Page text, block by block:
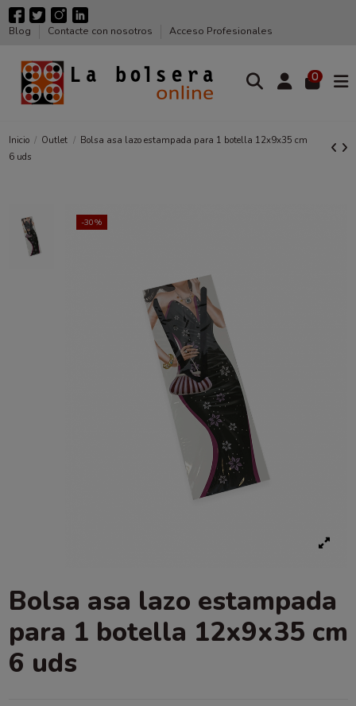
Blog Contacte con nosotros Acceso Profesionales
0
Inicio Outlet
Bolsa asa lazo estampada para 1 botella 12x9x35 cm
6 uds
-30%
Bolsa asa lazo estampada
para 1 botella 12x9x35 cm
6 uds